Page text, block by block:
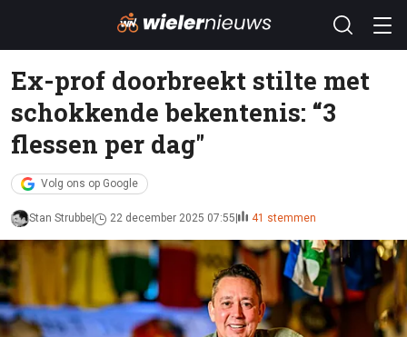
Ex-prof doorbreekt stilte met
schokkende bekentenis: “3
flessen per dag"
Volg ons op Google
Stan Strubbe 22 december 2025 07:55 41 stemmen